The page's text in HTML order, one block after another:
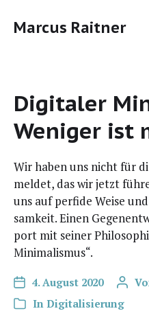
Marcus Raitner
Digitaler
Weniger ist
Wir haben uns nicht für
mel­det, das wir jetzt
uns auf per­fi­de Wei­se
sam­keit. Einen
port mit sei­ner
Minimalismus“.
4. August 2020
In Digitalisierung